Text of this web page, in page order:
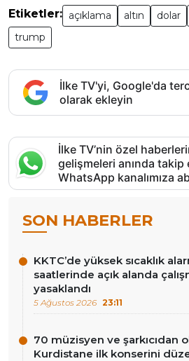
Etiketler: açıklama altın dolar
trump
İlke TV'yi, Google'da
olarak ekleyin
İlke TV’nin özel
gelişmeleri anında takip
WhatsApp kanalımıza
SON HABERLER
KKTC’de yüksek sıcaklık
saatlerinde açık alanda
yasaklandı
5 Ağustos 2026 23:11
70 müzisyen ve şarkıcıdan
Kurdistane ilk konserini